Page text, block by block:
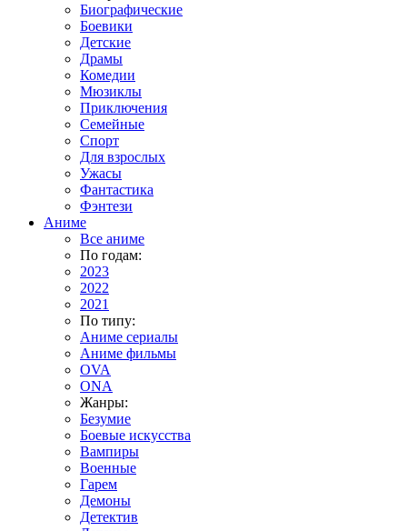
Биографические
Боевики
Детские
Драмы
Комедии
Мюзиклы
Приключения
Семейные
Спорт
Для взрослых
Ужасы
Фантастика
Фэнтези
Аниме
Все аниме
По годам:
2023
2022
2021
По типу:
Аниме сериалы
Аниме фильмы
OVA
ONA
Жанры:
Безумие
Боевые искусства
Вампиры
Военные
Гарем
Демоны
Детектив